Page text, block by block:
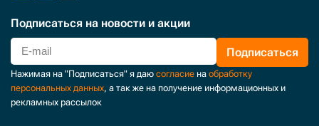
Подписаться на новости и акции
Подписаться
Нажимая на "Подписаться" я даю согласие на обработку
персональных данных, а так же на получение информационных и
рекламных рассылок